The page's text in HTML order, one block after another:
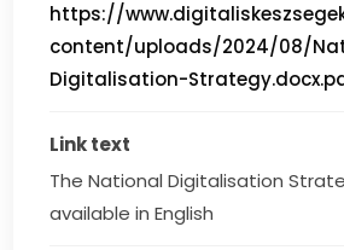
https://
content/uploads/2024/08/
Digitalisation-
Link text
The National Digitalisation
available in English